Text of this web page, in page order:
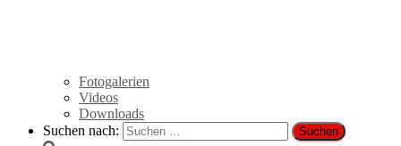
Fotogalerien
Videos
Downloads
Suchen nach: